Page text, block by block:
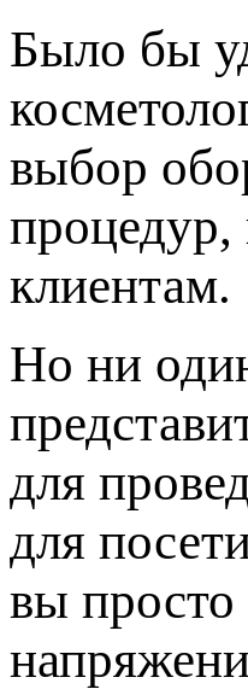
Было бы
выбор
процедур,
клиентам.
Но ни
для
для
вы просто